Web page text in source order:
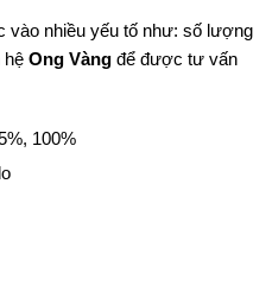
vào nhiều yếu tố như: số lượng
hệ Ong Vàngđể được tư vấn
100%